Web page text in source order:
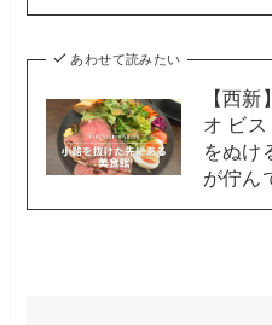
あわせて読みたい
【西
オ ビ
をぬけ
が佇ん